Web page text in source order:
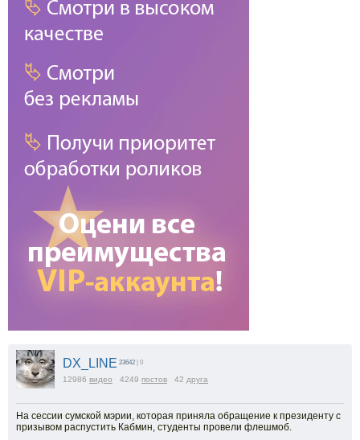
DX_LINE 23642 | 0
12986 видео 4249 постов 42 друга
На сессии сумской мэрии, которая приняла обращение к президенту с
призывом распустить Кабмин, студенты провели флешмоб.